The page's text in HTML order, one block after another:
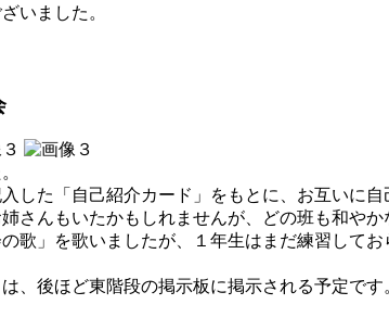
いました。
した「自己紹介カード」をもとに、お互いに自
さんもいたかもしれませんが、どの班も和やか
歌」を歌いましたが、１年生はまだ練習して
、後ほど東階段の掲示板に掲示される予定です